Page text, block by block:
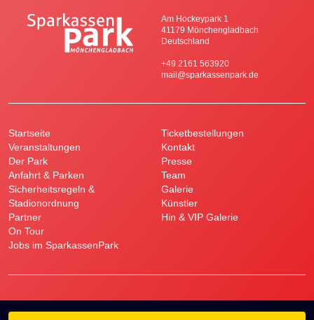
Am Hockeypark 1
41179 Mönchengladbach
Deutschland
+49 2161 563920
mail@sparkassenpark.de
Startseite
Veranstaltungen
Der Park
Anfahrt & Parken
Sicherheitsregeln &
Stadionordnung
Partner
On Tour
Jobs im SparkassenPark
Ticketbestellungen
Kontakt
Presse
Team
Galerie
Künstler
Hin & VIP Galerie